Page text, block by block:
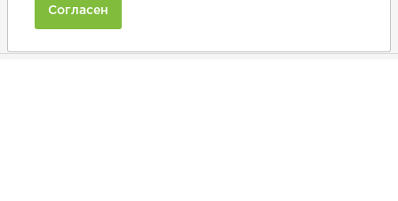
Согласен